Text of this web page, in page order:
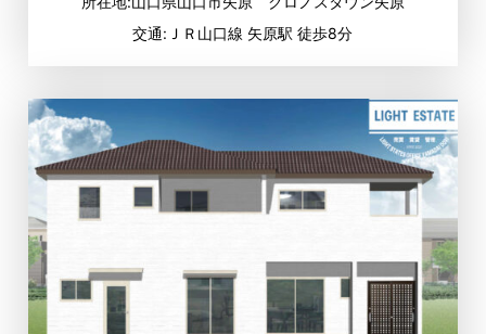
交通:ＪＲ山口線 矢原駅 徒歩8分